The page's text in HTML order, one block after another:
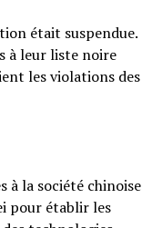
était suspendue.
à leur liste noire
les violations des
à la société chinoise
pour établir les